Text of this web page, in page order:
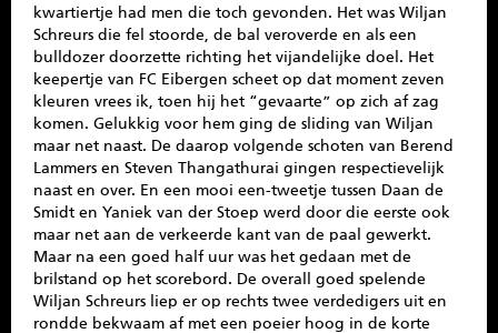
kwartiertje had men die toch gevonden. Het was Wiljan
Schreurs die fel stoorde, de bal veroverde en als een
bulldozer doorzette richting het vijandelijke doel. Het
keepertje van FC Eibergen scheet op dat moment zeven
kleuren vrees ik, toen hij het “gevaarte” op zich af zag
komen. Gelukkig voor hem ging de sliding van Wiljan
maar net naast. De daarop volgende schoten van Berend
Lammers en Steven Thangathurai gingen respectievelijk
naast en over. En een mooi een-tweetje tussen Daan de
Smidt en Yaniek van der Stoep werd door die eerste ook
maar net aan de verkeerde kant van de paal gewerkt.
Maar na een goed half uur was het gedaan met de
brilstand op het scorebord. De overall goed spelende
Wiljan Schreurs liep er op rechts twee verdedigers uit en
rondde bekwaam af met een poeier hoog in de korte